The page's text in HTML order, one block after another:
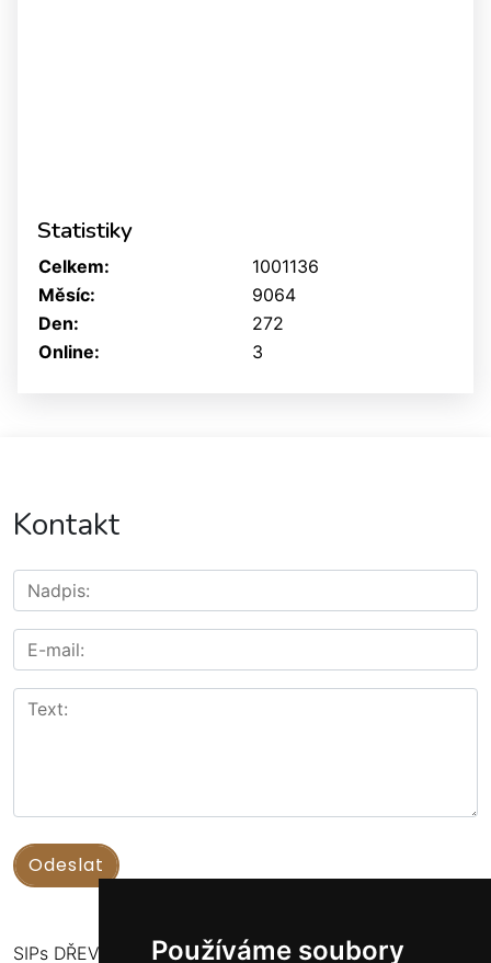
Používáme soubory
Statistiky
Online: 3
Celkem:
1001136
Měsíc:
9064
Den:
272
Kontakt
SIPs DŘEVOSTAVBY